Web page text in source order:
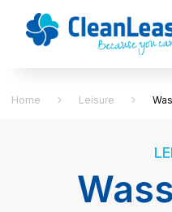
Home Leisure